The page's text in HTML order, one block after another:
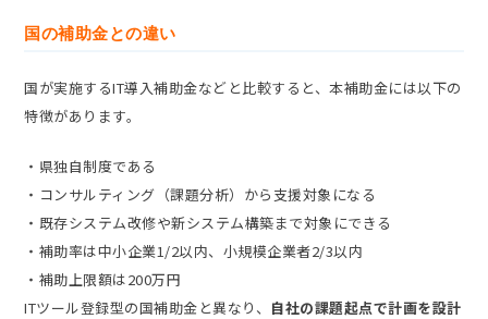
国の補助金との違い
国が実施するIT導入補助金などと比較すると、本補助金には以下の
特徴があります。
・県独自制度である
・コンサルティング（課題分析）から支援対象になる
・既存システム改修や新システム構築まで対象にできる
・補助率は中小企業1/2以内、小規模企業者2/3以内
・補助上限額は200万円
ITツール登録型の国補助金と異なり、 自社の課題起点で計画を設計